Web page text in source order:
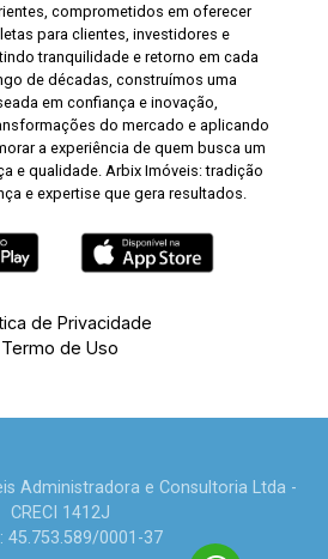
comprometidos em oferecer
para clientes, investidores e
tranquilidade e retorno em cada
de décadas, construímos uma
em confiança e inovação,
do mercado e aplicando
a experiência de quem busca um
e qualidade. Arbix Imóveis: tradição
e expertise que gera resultados.
de Privacidade
Termo de Uso
Administradora e Consultoria Ltda -
CRECI 1412J
45.753.589/0001-37